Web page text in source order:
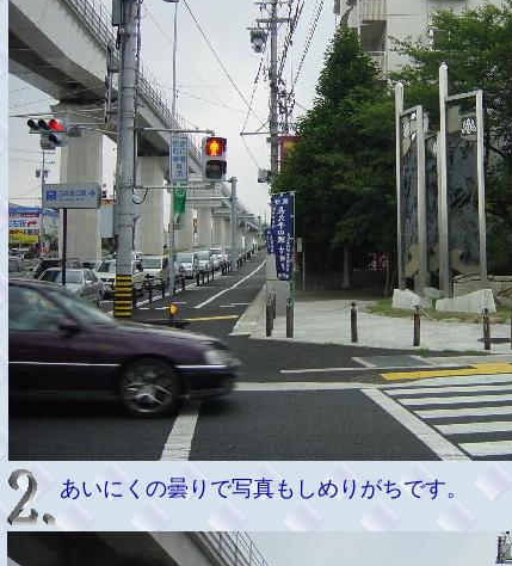
あいにくの曇りで写真もしめりがちです。